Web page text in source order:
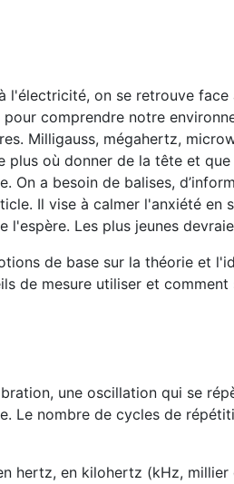
:
l'électricité, on se retrouve
comprendre notre
Milligauss, mégahertz,
plus où donner de la tête et
On a besoin de balises,
Il vise à calmer l'anxiété en
l'espère. Les plus jeunes
de base sur la théorie et
de mesure utiliser et comment
une oscillation qui se
Le nombre de cycles de
hertz, en kilohertz (kHz,